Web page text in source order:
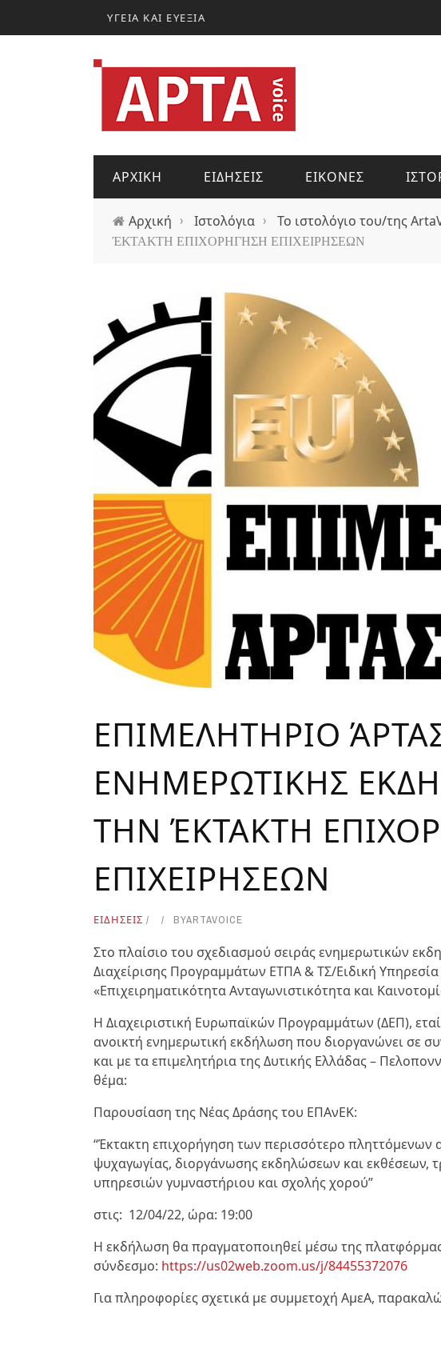
ΥΓΕΙΑ ΚΑΙ ΕΥΕΞΙΑ
ΑΡΧΙΚΗ ΕΙΔΗΣΕΙΣ ΕΙΚΟΝΕΣ
Αρχική › Ιστολόγια › Το ιστολόγιο του/της
ΈΚΤΑΚΤΗ ΕΠΙΧΟΡΗΓΗΣΗ ΕΠΙΧΕΙΡΗΣΕΩΝ
ΕΠΙΜΕΛΗΤΗΡΙΟ
ΕΝΗΜΕΡΩΤΙΚΗΣ
ΤΗΝ ΈΚΤΑΚΤΗ
ΕΠΙΧΕΙΡΗΣΕΩΝ
ΕΙΔΗΣΕΙΣ BYARTAVOICE
Στο πλαίσιο του σχεδιασμού σειράς ενημερωτικών
Διαχείρισης Προγραμμάτων ΕΤΠΑ & ΤΣ/Ειδική
«Επιχειρηματικότητα Ανταγωνιστικότητα και
Η Διαχειριστική Ευρωπαϊκών Προγραμμάτων (ΔΕΠ),
ανοικτή ενημερωτική εκδήλωση που διοργανώνει σε
και με τα επιμελητήρια της Δυτικής Ελλάδας –
θέμα:
Παρουσίαση της Νέας Δράσης του ΕΠΑνΕΚ:
“Έκτακτη επιχορήγηση των περισσότερο πληττόμενων
ψυχαγωγίας, διοργάνωσης εκδηλώσεων και εκθέσεων,
υπηρεσιών γυμναστήριου και σχολής χορού”
στις: 12/04/22, ώρα: 19:00
Η εκδήλωση θα πραγματοποιηθεί μέσω της
σύνδεσμο: https://us02web.zoom.us/j/84455372076
Για πληροφορίες σχετικά με συμμετοχή ΑμεΑ,